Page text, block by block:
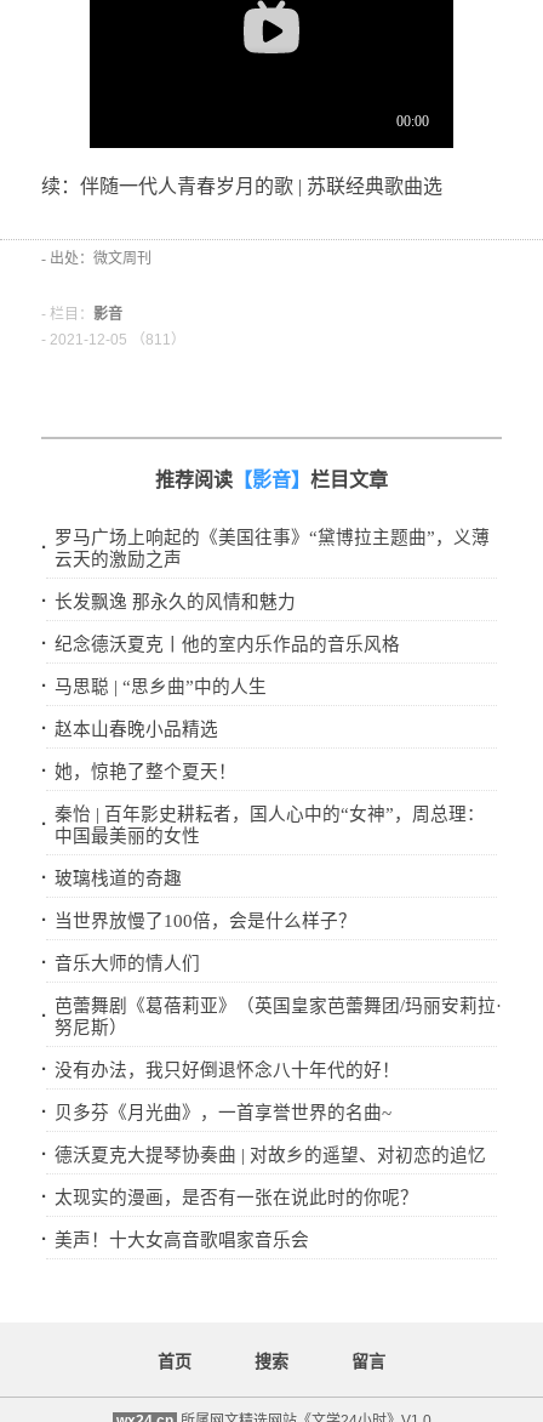
续：伴随一代人青春岁月的歌 | 苏联经典歌曲选
- 出处：微文周刊
- 栏目： 影音
- 2021-12-05 （811）
推荐阅读 【影音】 栏目文章
· 罗马广场上响起的《美国往事》“黛博拉主题曲”，义薄
云天的激励之声
· 长发飘逸 那永久的风情和魅力
· 纪念德沃夏克丨他的室内乐作品的音乐风格
· 马思聪 | “思乡曲”中的人生
· 赵本山春晚小品精选
· 她，惊艳了整个夏天！
· 秦怡 | 百年影史耕耘者，国人心中的“女神”，周总理：
中国最美丽的女性
· 玻璃栈道的奇趣
· 当世界放慢了100倍，会是什么样子？
· 音乐大师的情人们
· 芭蕾舞剧《葛蓓莉亚》（英国皇家芭蕾舞团/玛丽安莉拉·
努尼斯）
· 没有办法，我只好倒退怀念八十年代的好！
· 贝多芬《月光曲》，一首享誉世界的名曲~
· 德沃夏克大提琴协奏曲 | 对故乡的遥望、对初恋的追忆
· 太现实的漫画，是否有一张在说此时的你呢？
· 美声！十大女高音歌唱家音乐会
首页 搜索 留言